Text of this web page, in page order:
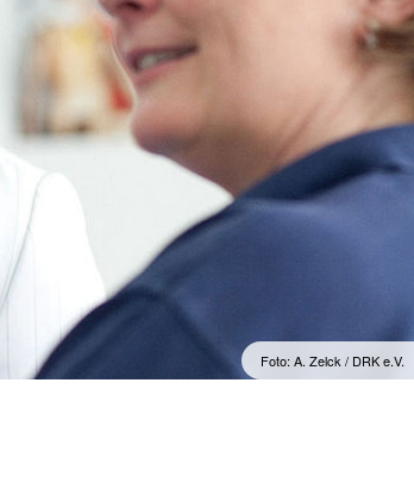
Foto: A. Zelck / DRK e.V.